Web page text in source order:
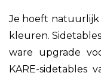
Je hoeft natuurlijk
kleuren.
ware upgrade
KARE-sidetables